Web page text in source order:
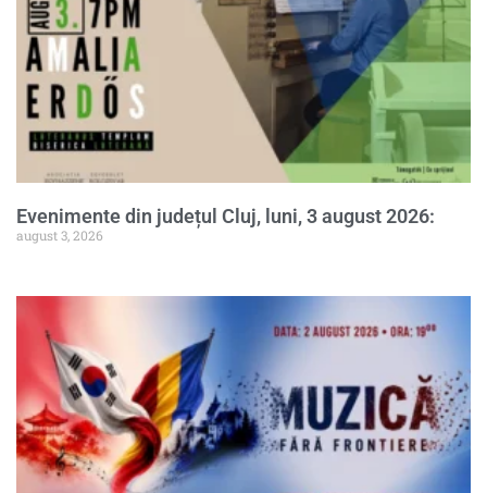
Evenimente din județul Cluj, luni, 3 august 2026:
august 3, 2026